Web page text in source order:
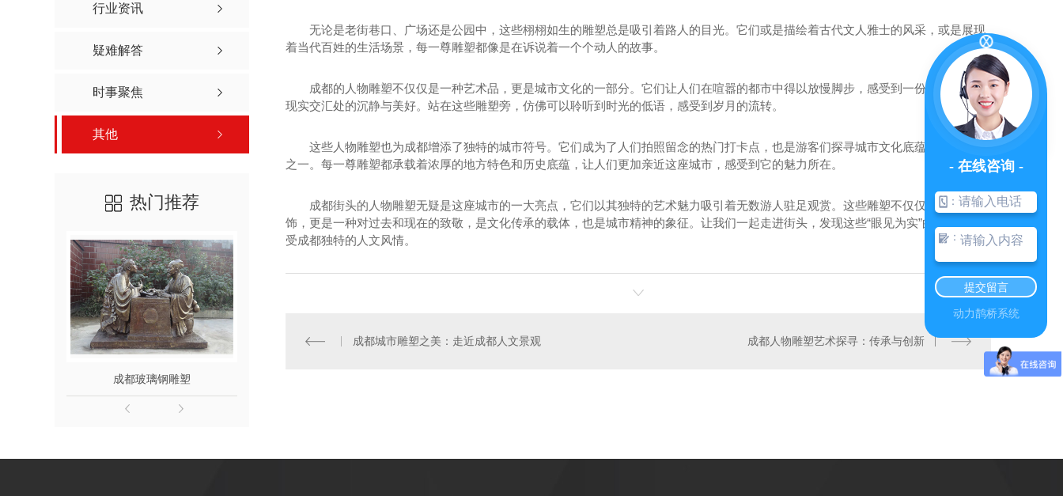
行业资讯
疑难解答
时事聚焦
其他
热门推荐
成都玻璃钢雕塑
无论是老街巷口、广场还是公园中，这些栩栩如生的雕塑总是吸引着路人的目光。它们或是描绘着古代文人雅士的风采，或是展现
着当代百姓的生活场景，每一尊雕塑都像是在诉说着一个个动人的故事。
成都的人物雕塑不仅仅是一种艺术品，更是城市文化的一部分。它们让人们在喧嚣的都市中得以放慢脚步，感受到一份来自历史和
现实交汇处的沉静与美好。站在这些雕塑旁，仿佛可以聆听到时光的低语，感受到岁月的流转。
这些人物雕塑也为成都增添了独特的城市符号。它们成为了人们拍照留念的热门打卡点，也是游客们探寻城市文化底蕴的重要景点
之一。每一尊雕塑都承载着浓厚的地方特色和历史底蕴，让人们更加亲近这座城市，感受到它的魅力所在。
成都街头的人物雕塑无疑是这座城市的一大亮点，它们以其独特的艺术魅力吸引着无数游人驻足观赏。这些雕塑不仅仅是城市的装
饰，更是一种对过去和现在的致敬，是文化传承的载体，也是城市精神的象征。让我们一起走进街头，发现这些“眼见为实”的魅力，感
受成都独特的人文风情。
成都城市雕塑之美：走近成都人文景观 成都人物雕塑艺术探寻：传承与创新
- 在线咨询 -
：
：
提交留言
动力鹊桥系统